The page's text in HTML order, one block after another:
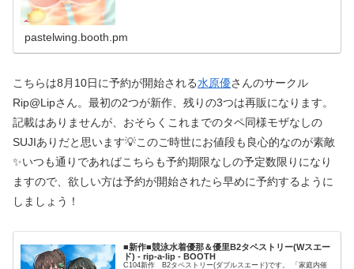
pastelwing.booth.pm
こちらは8月10日に予約が開始される水原優さんのサークル
Rip@Lipさん。最初の2つが新作、残りの3つは再販になります。
記載はありませんが、おそらくこれまでのタペ同様モザなしの
SUJIありだと思います💡このご時世にお値段も良心的なのが素敵
✨いつも通りであればこちらも予約期限なしの予定数限りになり
ますので、欲しい方は予約が開始されたら早めに予約するように
しましょう！
■新作■競泳水着優那＆優里B2タペストリー(Wスエー
ド) - rip-a-lip - BOOTH
C104新作 B2タペストリー(ダブルスエード)です。 「家庭内催